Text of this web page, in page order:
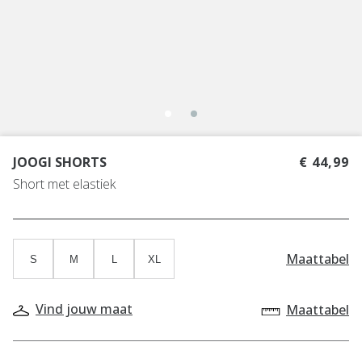
JOOGI SHORTS
Short met elastiek
€ 44,99
S M XL Maattabel
Vind jouw maat Maattabel